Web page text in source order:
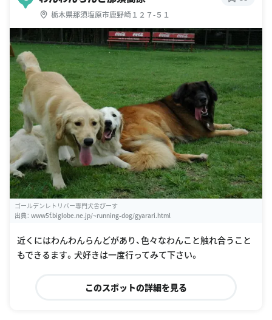
栃木県那須塩原市鹿野崎１２７-５１
ゴールデンレトリバー専門犬舎ぴーす
出典： www5f.biglobe.ne.jp/~running-dog/gyarari.html
近くにはわんわんらんどがあり、色々なわんこと触れ合うこと
もできるます。犬好きは一度行ってみて下さい。
このスポットの詳細を見る